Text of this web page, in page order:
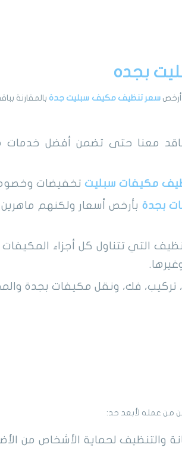
بجده
سعر تنظيف مكيف سبليت جدة بالمقارنة
معنا حتى تضمن أفضل
مكيفات سبليت تخفيضات
بجدة بأرخص أسعار ولكنهم
التي تتناول كل أجزاء المكيفات
، تركيب، فك، ونقل مكيفات بجدة
من عمله لأبعد حد:
لحماية الأشخاص من